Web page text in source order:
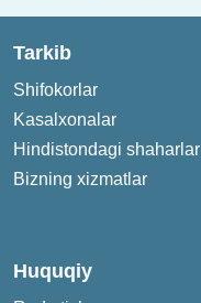
Tarkib
Shifokorlar
Kasalxonalar
Hindistondagi shaharlar
Bizning xizmatlar
Huquqiy